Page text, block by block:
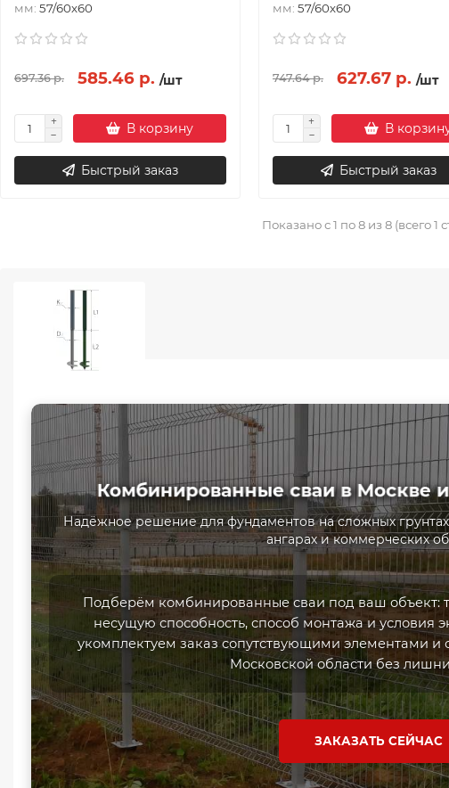
Новости 05.08.2025 1862
Профнастил и коррозия:
защита и профилактика
Коррозия профнастила:
Невидимая угроза и Ко..
Новости 04.08.2025
Как продлить срок
профнастила
GhfdСоветы экспертов и
практические рекомен..
мм: 57/60х60
697.36 р. 585.46 р. /шт
В корзину
Быстрый заказ
мм: 57/60х60
747.64 р. 627.67 р. /шт
В
Быстрый заказ
Показано с 1 по 8 из 8 (всего 1
Комбинированные сваи в Москве
Надёжное решение для фундаментов на сложных
ангарах и коммерческих
Подберём комбинированные сваи под ваш объект:
несущую способность, способ монтажа и условия
укомплектуем заказ сопутствующими элементами и
Московской области без
ЗАКАЗАТЬ СЕЙЧАС